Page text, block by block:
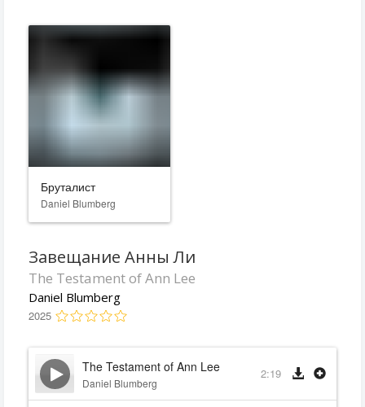
Бруталист
Daniel Blumberg
Завещание Анны Ли
The Testament of Ann Lee
Daniel Blumberg
2025
The Testament of Ann Lee
Daniel Blumberg
2:19